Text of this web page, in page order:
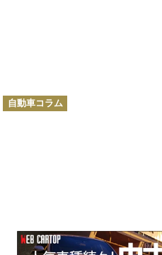
カ
テ
自動車コラム